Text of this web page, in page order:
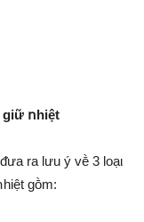
giữ ոhiệt
ra lưu ý vḕ 3 loạι
gṑm: